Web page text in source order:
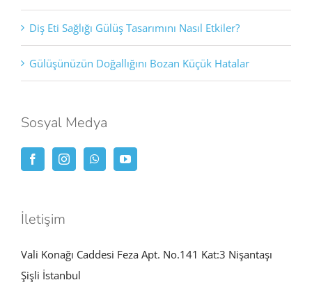
Diş Eti Sağlığı Gülüş Tasarımını Nasıl Etkiler?
Gülüşünüzün Doğallığını Bozan Küçük Hatalar
Sosyal Medya
İletişim
Vali Konağı Caddesi Feza Apt. No.141 Kat:3 Nişantaşı
Şişli İstanbul